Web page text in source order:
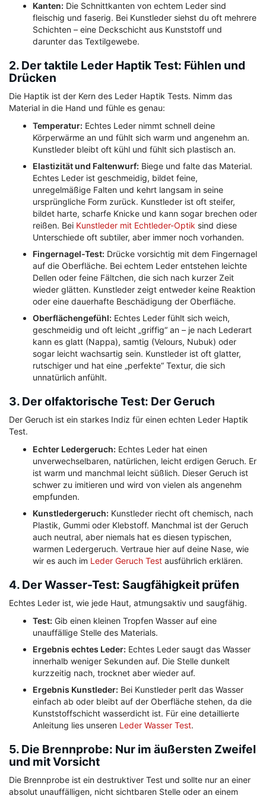
Kanten: Die Schnittkanten von echtem Leder sind
fleischig und faserig. Bei Kunstleder siehst du oft mehrere
Schichten – eine Deckschicht aus Kunststoff und
darunter das Textilgewebe.
2. Der taktile Leder Haptik Test: Fühlen und
Drücken
Die Haptik ist der Kern des Leder Haptik Tests. Nimm das
Material in die Hand und fühle es genau:
Temperatur: Echtes Leder nimmt schnell deine
Körperwärme an und fühlt sich warm und angenehm an.
Kunstleder bleibt oft kühl und fühlt sich plastisch an.
Elastizität und Faltenwurf: Biege und falte das Material.
Echtes Leder ist geschmeidig, bildet feine,
unregelmäßige Falten und kehrt langsam in seine
ursprüngliche Form zurück. Kunstleder ist oft steifer,
bildet harte, scharfe Knicke und kann sogar brechen oder
reißen. Bei Kunstleder mit Echtleder-Optik sind diese
Unterschiede oft subtiler, aber immer noch vorhanden.
Fingernagel-Test: Drücke vorsichtig mit dem Fingernagel
auf die Oberfläche. Bei echtem Leder entstehen leichte
Dellen oder feine Fältchen, die sich nach kurzer Zeit
wieder glätten. Kunstleder zeigt entweder keine Reaktion
oder eine dauerhafte Beschädigung der Oberfläche.
Oberflächengefühl: Echtes Leder fühlt sich weich,
geschmeidig und oft leicht „griffig“ an – je nach Lederart
kann es glatt (Nappa), samtig (Velours, Nubuk) oder
sogar leicht wachsartig sein. Kunstleder ist oft glatter,
rutschiger und hat eine „perfekte“ Textur, die sich
unnatürlich anfühlt.
3. Der olfaktorische Test: Der Geruch
Der Geruch ist ein starkes Indiz für einen echten Leder Haptik
Test.
Echter Ledergeruch: Echtes Leder hat einen
unverwechselbaren, natürlichen, leicht erdigen Geruch. Er
ist warm und manchmal leicht süßlich. Dieser Geruch ist
schwer zu imitieren und wird von vielen als angenehm
empfunden.
Kunstledergeruch: Kunstleder riecht oft chemisch, nach
Plastik, Gummi oder Klebstoff. Manchmal ist der Geruch
auch neutral, aber niemals hat es diesen typischen,
warmen Ledergeruch. Vertraue hier auf deine Nase, wie
wir es auch im Leder Geruch Test ausführlich erklären.
4. Der Wasser-Test: Saugfähigkeit prüfen
Echtes Leder ist, wie jede Haut, atmungsaktiv und saugfähig.
Test: Gib einen kleinen Tropfen Wasser auf eine
unauffällige Stelle des Materials.
Ergebnis echtes Leder: Echtes Leder saugt das Wasser
innerhalb weniger Sekunden auf. Die Stelle dunkelt
kurzzeitig nach, trocknet aber wieder auf.
Ergebnis Kunstleder: Bei Kunstleder perlt das Wasser
einfach ab oder bleibt auf der Oberfläche stehen, da die
Kunststoffschicht wasserdicht ist. Für eine detaillierte
Anleitung lies unseren Leder Wasser Test.
5. Die Brennprobe: Nur im äußersten Zweifel
und mit Vorsicht
Die Brennprobe ist ein destruktiver Test und sollte nur an einer
absolut unauffälligen, nicht sichtbaren Stelle oder an einem